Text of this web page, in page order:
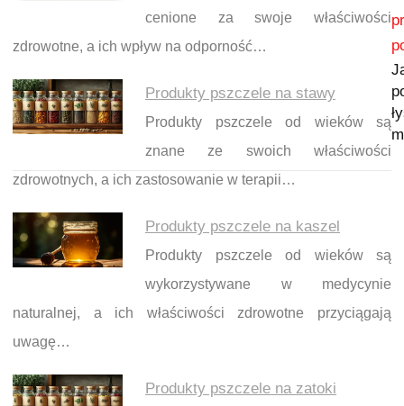
cenione za swoje właściwości
zdrowotne, a ich wpływ na odporność…
Produkty pszczele na stawy
Produkty pszczele od wieków są
znane ze swoich właściwości
zdrowotnych, a ich zastosowanie w terapii…
Produkty pszczele na kaszel
Produkty pszczele od wieków są
wykorzystywane w medycynie
naturalnej, a ich właściwości zdrowotne przyciągają
uwagę…
Produkty pszczele na zatoki
Nawigacja wpisu